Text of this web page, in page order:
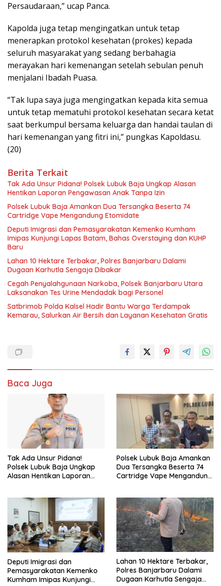
Persaudaraan,” ucap Panca.
Kapolda juga tetap mengingatkan untuk tetap
menerapkan protokol kesehatan (prokes) kepada
seluruh masyarakat yang sedang berbahagia
merayakan hari kemenangan setelah sebulan penuh
menjalani Ibadah Puasa.
“Tak lupa saya juga mengingatkan kepada kita semua
untuk tetap mematuhi protokol kesehatan secara ketat
saat berkumpul bersama keluarga dan handai taulan di
hari kemenangan yang fitri ini,” pungkas Kapoldasu.
(20)
Berita Terkait
Tak Ada Unsur Pidana! Polsek Lubuk Baja Ungkap Alasan
Hentikan Laporan Pengawasan Anak Tanpa Izin
Polsek Lubuk Baja Amankan Dua Tersangka Beserta 74
Cartridge Vape Mengandung Etomidate
Deputi Imigrasi dan Pemasyarakatan Kemenko Kumham
Imipas Kunjungi Lapas Batam, Bahas Overstaying dan KUHP
Baru
Lahan 10 Hektare Terbakar, Polres Banjarbaru Dalami
Dugaan Karhutla Sengaja Dibakar
Cegah Penyalahgunaan Narkoba, Polsek Banjarbaru Utara
Laksanakan Tes Urine Mendadak bagi Personel
Satbrimob Polda Kalsel Hadir Bantu Warga Terdampak
Kemarau, Salurkan Air Bersih dan Layanan Kesehatan Gratis
Baca Juga
Tak Ada Unsur Pidana!
Polsek Lubuk Baja Ungkap
Alasan Hentikan Laporan
Polsek Lubuk Baja Amankan
Dua Tersangka Beserta 74
Cartridge Vape Mengandung
Deputi Imigrasi dan
Pemasyarakatan Kemenko
Kumham Imipas Kunjungi
Lahan 10 Hektare Terbakar,
Polres Banjarbaru Dalami
Dugaan Karhutla Sengaja